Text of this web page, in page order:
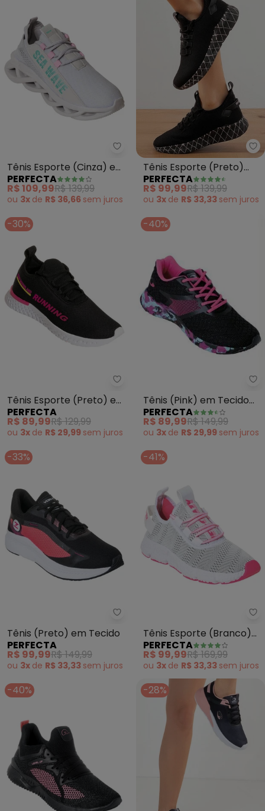
Perfecta - Tênis Esporte
Tênis Esporte (Cinza) em
Tecido
PERFECTA
R$ 109,99R$ 139,99
ou 3x de R$ 36,66 sem juros
Tênis Esporte (Preto)
com Sola Desenhada
PERFECTA
R$ 99,99R$ 139,99
ou 3x de R$ 33,33 sem juros
-30%
Perfecta - Tênis Esporte
Tênis Esporte (Preto) em
Tecido
PERFECTA
R$ 89,99R$ 129,99
ou 3x de R$ 29,99 sem juros
-40%
Tênis (Pink) em Tecido
Estampado
PERFECTA
R$ 89,99R$ 149,99
ou 3x de R$ 29,99 sem juros
-33%
Perfecta - Tênis (Preto) em
Tênis (Preto) em Tecido
PERFECTA
R$ 99,99R$ 149,99
ou 3x de R$ 33,33 sem juros
-41%
Tênis Esporte (Branco)
em Tecido
PERFECTA
R$ 99,99R$ 169,99
ou 3x de R$ 33,33 sem juros
-40% -28%